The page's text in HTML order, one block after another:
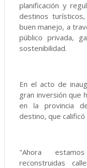
planificación y
destinos
buen manejo, a
público privada,
sostenibilidad.
En el acto de
gran inversión que
en la provincia
destino, que calificó
"Ahora
reconstruidas